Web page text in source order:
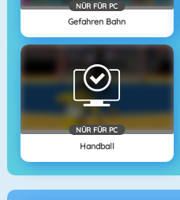
NÜR FÜR PC
Gefahren Bahn
NÜR FÜR PC
Handball